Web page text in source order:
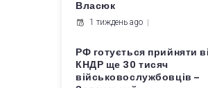
Власюк
1 тиждень ago
РФ готується прийняти
КНДР ще 30 тисяч
військовослужбовців –